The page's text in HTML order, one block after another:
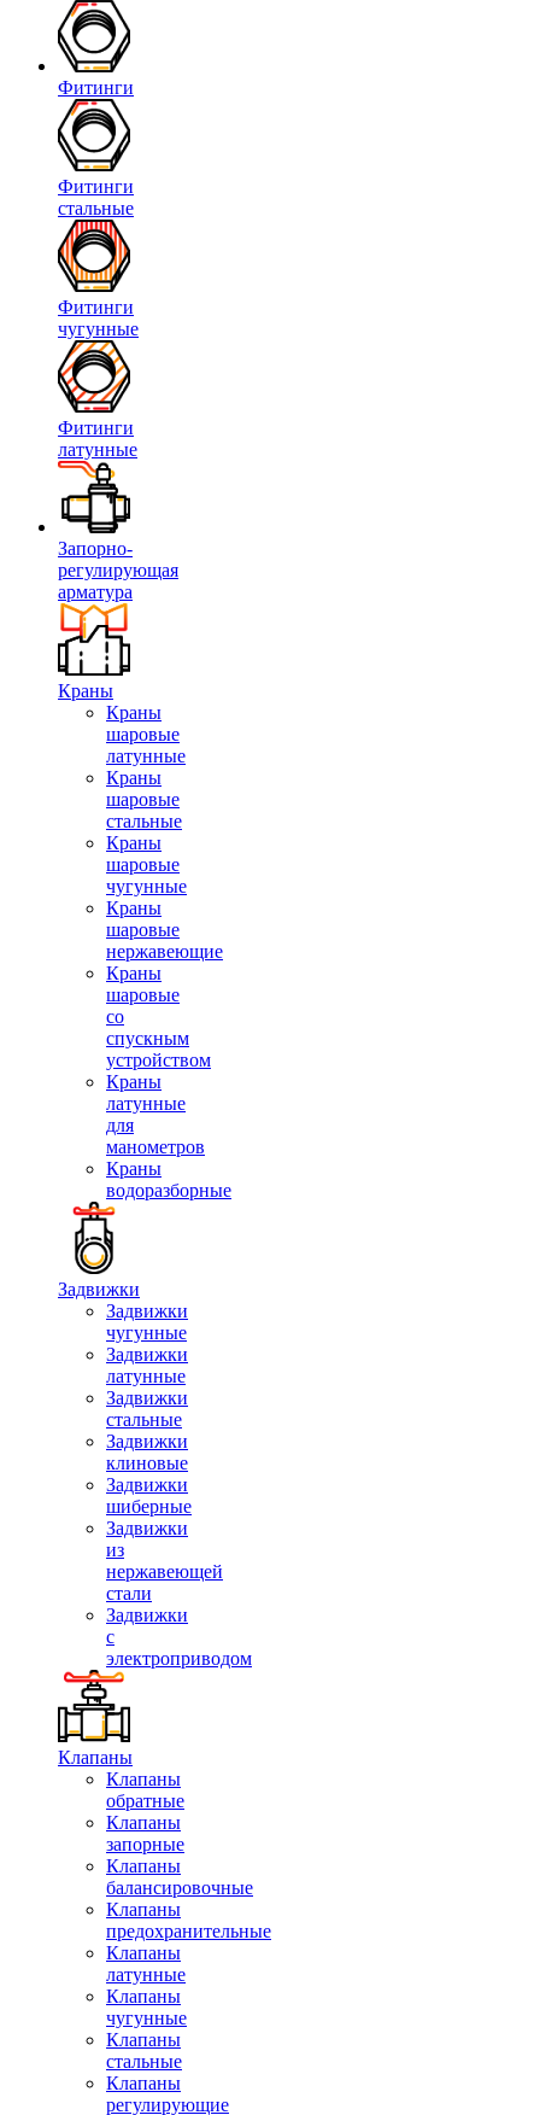
Фитинги
Фитинги
стальные
Фитинги
чугунные
Фитинги
латунные
Запорно-
регулирующая
арматура
Краны
Краны
шаровые
латунные
Краны
шаровые
стальные
Краны
шаровые
чугунные
Краны
шаровые
нержавеющие
Краны
шаровые
со
спускным
устройством
Краны
латунные
для
манометров
Краны
водоразборные
Задвижки
Задвижки
чугунные
Задвижки
латунные
Задвижки
стальные
Задвижки
клиновые
Задвижки
шиберные
Задвижки
из
нержавеющей
стали
Задвижки
с
электроприводом
Клапаны
Клапаны
обратные
Клапаны
запорные
Клапаны
балансировочные
Клапаны
предохранительные
Клапаны
латунные
Клапаны
чугунные
Клапаны
стальные
Клапаны
регулирующие